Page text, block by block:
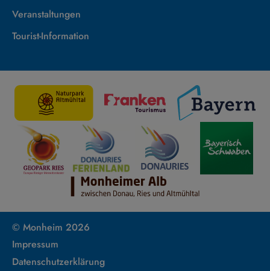
Veranstaltungen
Tourist-Information
© Monheim 2026
Impressum
Datenschutzerklärung